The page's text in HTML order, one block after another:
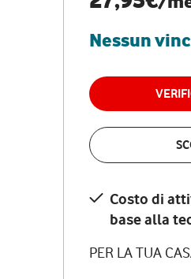
Nessun
Costo di
base alla
PER LA TUA